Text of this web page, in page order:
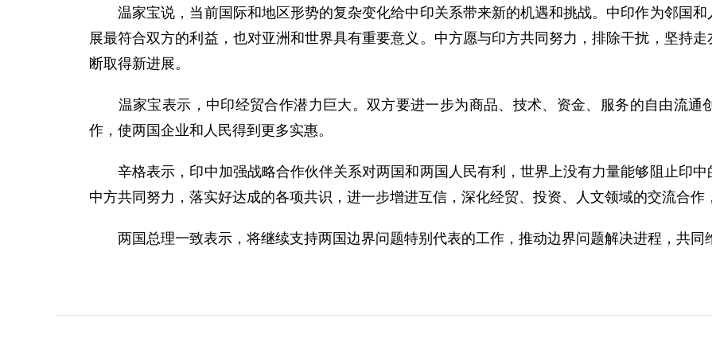
温家宝说，当前国际和地区形势的复杂变化给中印关系带来新的机遇和挑战。中印作为邻国和
展最符合双方的利益，也对亚洲和世界具有重要意义。中方愿与印方共同努力，排除干扰，坚持
断取得新进展。
温家宝表示，中印经贸合作潜力巨大。双方要进一步为商品、技术、资金、服务的自由流通
作，使两国企业和人民得到更多实惠。
辛格表示，印中加强战略合作伙伴关系对两国和两国人民有利，世界上没有力量能够阻止印中
中方共同努力，落实好达成的各项共识，进一步增进互信，深化经贸、投资、人文领域的交流合作
两国总理一致表示，将继续支持两国边界问题特别代表的工作，推动边界问题解决进程，共同